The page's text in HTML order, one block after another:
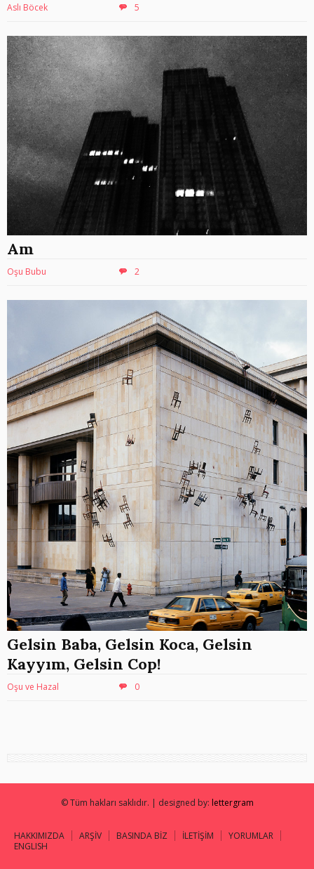
Aslı Böcek 5
Am
Oşu Bubu 2
Gelsin Baba, Gelsin Koca, Gelsin
Kayyım, Gelsin Cop!
Oşu ve Hazal 0
© Tüm hakları saklıdır. | designed by: lettergram
HAKKIMIZDA ARŞİV BASINDA BİZ İLETİŞİM
YORUMLAR
ENGLISH